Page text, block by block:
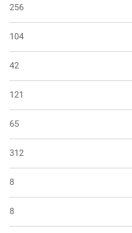
256
104
42
121
65
312
8
8